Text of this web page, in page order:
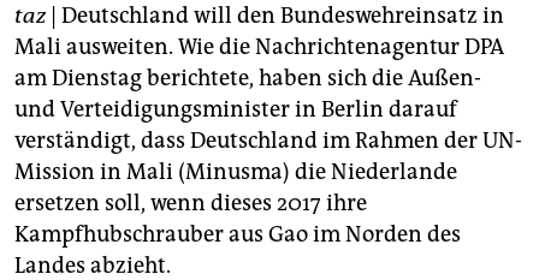
abo
genossenschaft
epaper login
taz| Deutschland will den Bundeswehreinsatz in
Mali ausweiten. Wie die Nachrichtenagentur DPA
am Dienstag berichtete, haben sich die Außen-
und Verteidigungsminister in Berlin darauf
verständigt, dass Deutschland im Rahmen der UN-
Mission in Mali (Minusma) die Niederlande
ersetzen soll, wenn dieses 2017 ihre
Kampfhubschrauber aus Gao im Norden des
Landes abzieht.